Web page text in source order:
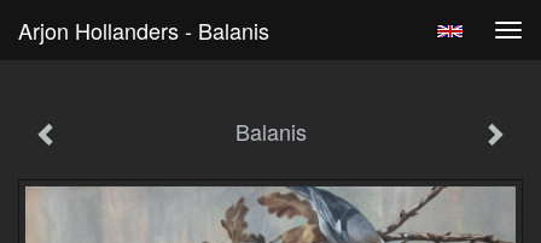
Arjon Hollanders - Balanis
Balanis